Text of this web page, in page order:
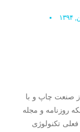
صنعت چاپ و با
روزنامه و مجله
تکنولوژی